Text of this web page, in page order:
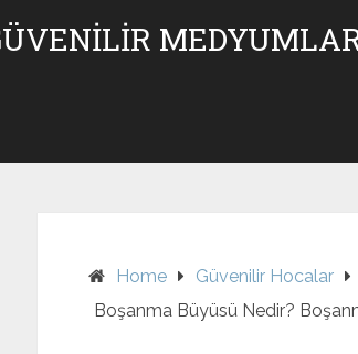
Home
Güvenilir Hocalar
Boşanma Büyüsü Nedir?